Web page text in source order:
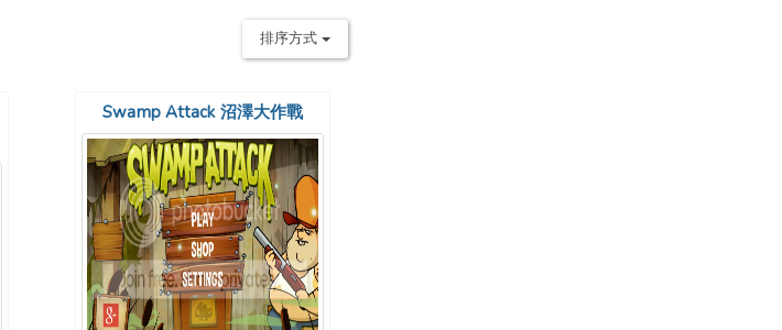
排序方式
Swamp Attack 沼澤大作戰